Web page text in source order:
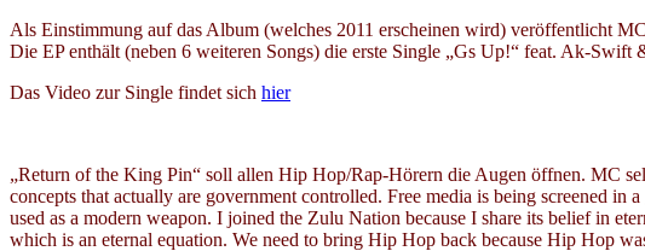
Als Einstimmung auf das Album (welches 2011 erscheinen wird) veröffentlicht
Die EP enthält (neben 6 weiteren Songs) die erste Single „Gs Up!“ feat. Ak-Swift
Das Video zur Single findet sich hier
„Return of the King Pin“ soll allen Hip Hop/Rap-Hörern die Augen öffnen. MC
concepts that actually are government controlled. Free media is being screened
used as a modern weapon. I joined the Zulu Nation because I share its belief in
which is an eternal equation. We need to bring Hip Hop back because Hip Hop